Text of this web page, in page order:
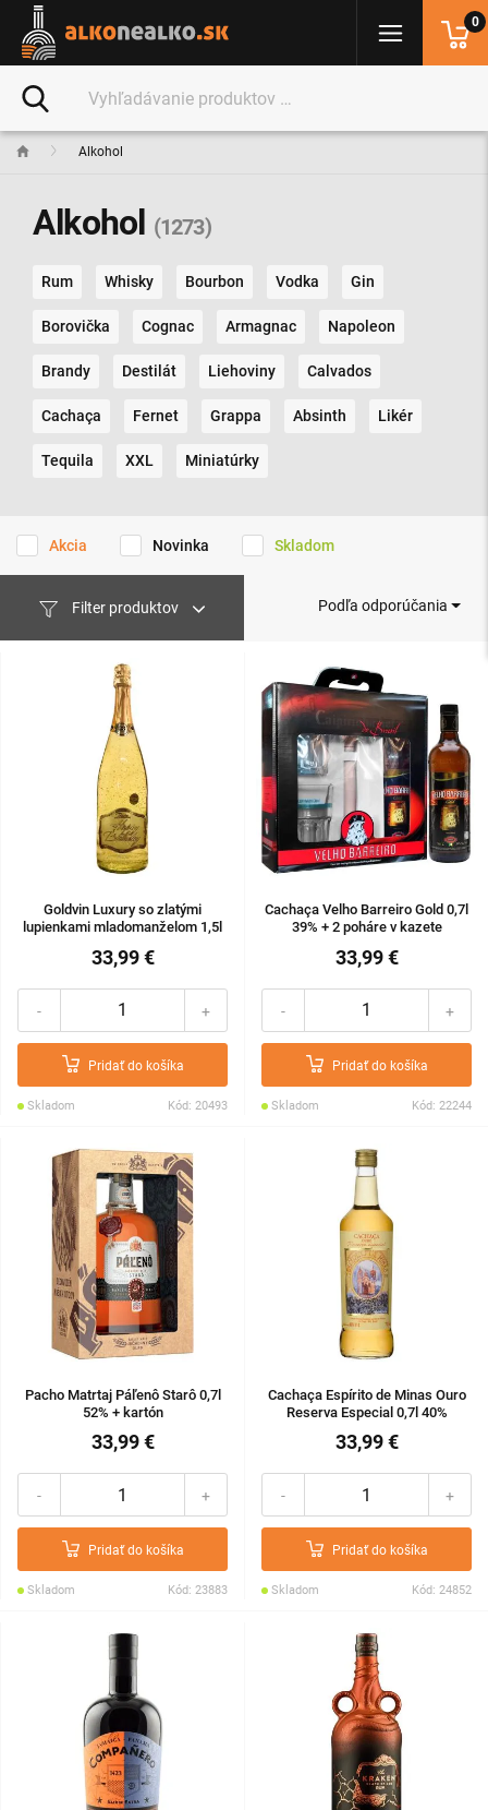
Alkohol
Alkohol (1273)
Rum Whisky Bourbon Vodka Gin
Borovička Cognac Armagnac Napoleon
Brandy Destilát Liehoviny Calvados
Cachaça Fernet Grappa Absinth Likér
Tequila XXL Miniatúrky
Akcia Novinka Skladom
Filter produktov Podľa odporúčania
Goldvin Luxury so zlatými
lupienkami mladomanželom 1,5l
33,99 €
- +
Pridať do košíka
Skladom Kód: 20493
Cachaça Velho Barreiro Gold 0,7l
39% + 2 poháre v kazete
33,99 €
- +
Pridať do košíka
Skladom Kód: 22244
Pacho Matrtaj Páľenô Starô 0,7l
52% + kartón
33,99 €
- +
Pridať do košíka
Skladom Kód: 23883
Cachaça Espírito de Minas Ouro
Reserva Especial 0,7l 40%
33,99 €
- +
Pridať do košíka
Skladom Kód: 24852
0